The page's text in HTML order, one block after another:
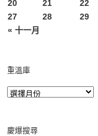
« 十一月
20 21 22
27
28 29
重溫庫
慶爆搜尋